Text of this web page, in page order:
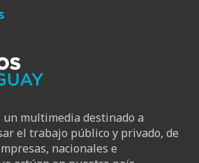
un multimedia destinado a
el trabajo público y privado, de
nacionales e